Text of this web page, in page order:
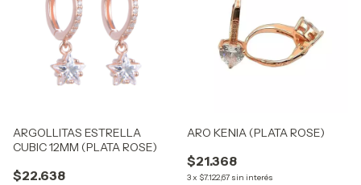
ARGOLLITAS ESTRELLA
CUBIC 12MM (PLATA ROSE)
$22.638
ARO KENIA (PLATA ROSE)
$21.368
3x $7.122,67 sin interés